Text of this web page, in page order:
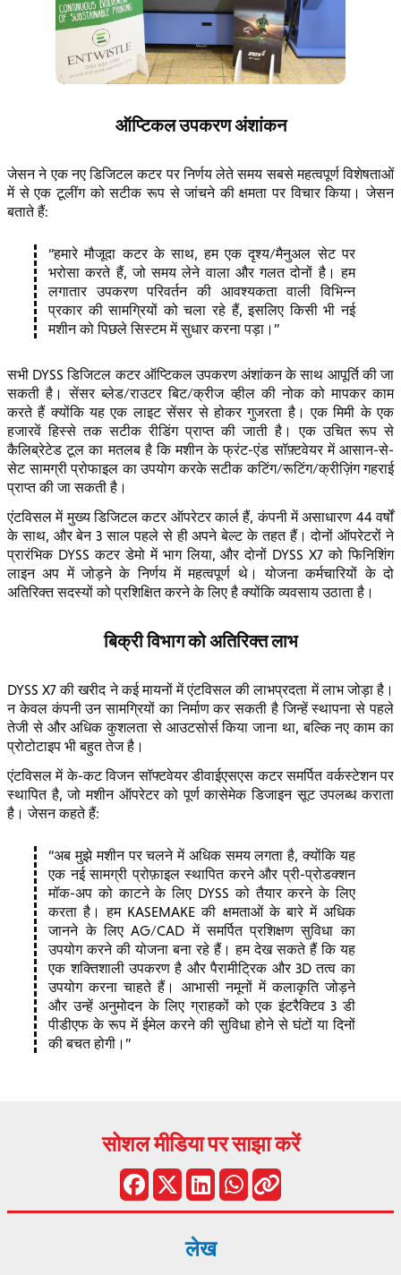
ऑप्टिकल उपकरण अंशांकन
जेसन ने एक नए डिजिटल कटर पर निर्णय लेते समय सबसे महत्वपूर्ण विशेषताओं
में से एक टूलींग को सटीक रूप से जांचने की क्षमता पर विचार किया। जेसन
बताते हैं:
हमारे मौजूदा कटर के साथ, हम एक दृश्य/मैनुअल सेट पर
भरोसा करते हैं, जो समय लेने वाला और गलत दोनों है। हम
लगातार उपकरण परिवर्तन की आवश्यकता वाली विभिन्न
प्रकार की सामग्रियों को चला रहे हैं, इसलिए किसी भी नई
मशीन को पिछले सिस्टम में सुधार करना पड़ा।
सभी DYSS डिजिटल कटर ऑप्टिकल उपकरण अंशांकन के साथ आपूर्ति की जा
सकती है। सेंसर ब्लेड/राउटर बिट/क्रीज व्हील की नोक को मापकर काम
करते हैं क्योंकि यह एक लाइट सेंसर से होकर गुजरता है। एक मिमी के एक
हजारवें हिस्से तक सटीक रीडिंग प्राप्त की जाती है। एक उचित रूप से
कैलिब्रेटेड टूल का मतलब है कि मशीन के फ्रंट-एंड सॉफ़्टवेयर में आसान-से-
सेट सामग्री प्रोफाइल का उपयोग करके सटीक कटिंग/रूटिंग/क्रीज़िंग गहराई
प्राप्त की जा सकती है।
एंटविसल में मुख्य डिजिटल कटर ऑपरेटर कार्ल हैं, कंपनी में असाधारण 44 वर्षों
के साथ, और बेन 3 साल पहले से ही अपने बेल्ट के तहत हैं। दोनों ऑपरेटरों ने
प्रारंभिक DYSS कटर डेमो में भाग लिया, और दोनों DYSS X7 को फिनिशिंग
लाइन अप में जोड़ने के निर्णय में महत्वपूर्ण थे। योजना कर्मचारियों के दो
अतिरिक्त सदस्यों को प्रशिक्षित करने के लिए है क्योंकि व्यवसाय उठाता है।
बिक्री विभाग को अतिरिक्त लाभ
DYSS X7 की खरीद ने कई मायनों में एंटविसल की लाभप्रदता में लाभ जोड़ा है।
न केवल कंपनी उन सामग्रियों का निर्माण कर सकती है जिन्हें स्थापना से पहले
तेजी से और अधिक कुशलता से आउटसोर्स किया जाना था, बल्कि नए काम का
प्रोटोटाइप भी बहुत तेज है।
एंटविसल में के-कट विजन सॉफ्टवेयर डीवाईएसएस कटर समर्पित वर्कस्टेशन पर
स्थापित है, जो मशीन ऑपरेटर को पूर्ण कासेमेक डिजाइन सूट उपलब्ध कराता
है। जेसन कहते हैं:
अब मुझे मशीन पर चलने में अधिक समय लगता है, क्योंकि यह
एक नई सामग्री प्रोफ़ाइल स्थापित करने और प्री-प्रोडक्शन
मॉक-अप को काटने के लिए DYSS को तैयार करने के लिए
करता है। हम KASEMAKE की क्षमताओं के बारे में अधिक
जानने के लिए AG/CAD में समर्पित प्रशिक्षण सुविधा का
उपयोग करने की योजना बना रहे हैं। हम देख सकते हैं कि यह
एक शक्तिशाली उपकरण है और पैरामीट्रिक और 3D तत्व का
उपयोग करना चाहते हैं। आभासी नमूनों में कलाकृति जोड़ने
और उन्हें अनुमोदन के लिए ग्राहकों को एक इंटरैक्टिव 3 डी
पीडीएफ के रूप में ईमेल करने की सुविधा होने से घंटों या दिनों
की बचत होगी।
सोशल मीडिया पर साझा करें
लेख